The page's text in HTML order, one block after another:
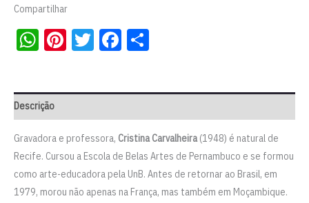
Cristina
quantidade
Compartilhar
WhatsApp
Pinterest
TwitterFacebook
Descrição
Gravadora e professora, Cristina Carvalheira(1948) é natural de
Recife. Cursou a Escola de Belas Artes de Pernambuco e se formou
como arte-educadora pela UnB. Antes de retornar ao Brasil, em
1979, morou não apenas na França, mas também em Moçambique.